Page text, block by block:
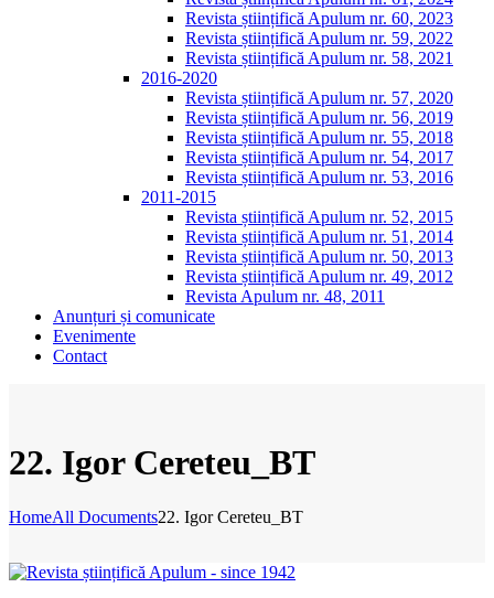
Revista științifică Apulum nr. 60, 2023
Revista științifică Apulum nr. 59, 2022
Revista științifică Apulum nr. 58, 2021
2016-2020
Revista științifică Apulum nr. 57, 2020
Revista științifică Apulum nr. 56, 2019
Revista științifică Apulum nr. 55, 2018
Revista științifică Apulum nr. 54, 2017
Revista științifică Apulum nr. 53, 2016
2011-2015
Revista științifică Apulum nr. 52, 2015
Revista științifică Apulum nr. 51, 2014
Revista științifică Apulum nr. 50, 2013
Revista științifică Apulum nr. 49, 2012
Revista Apulum nr. 48, 2011
Anunțuri și comunicate
Evenimente
Contact
22. Igor Cereteu_BT
HomeAll Documents22. Igor Cereteu_BT